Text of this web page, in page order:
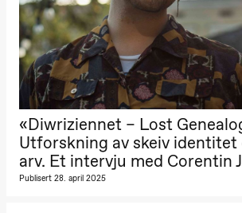
19.00
Lucy &
Lucky:
Josephine
Kylén Collins
& Lærke
Grøntved
Lucy &
Lucky show
Lille scene
(Black Box
teater)
Lørdag 3. oktober
«Diwriziennet – Lost
Utforskning av skeiv
arv. Et intervju med Corentin
Publisert 28. april 2025